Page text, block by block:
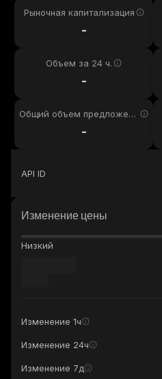
Рыночная капитализация
-
Объем за 24 ч.
-
Общий объем предложени
-
API ID
Изменение цены
Низкий
Изменение 1ч
Изменение 24ч
Изменение 7д